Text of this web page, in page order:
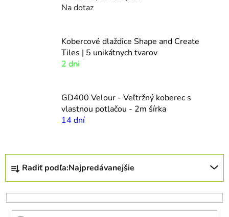
Na dotaz
Kobercové dlaždice Shape and Create
Tiles | 5 unikátnych tvarov
2 dni
GD400 Velour - Veľtržný koberec s
vlastnou potlačou - 2m šírka
14 dní
R
d
e
Radiť podľa:Najpredávanejšie